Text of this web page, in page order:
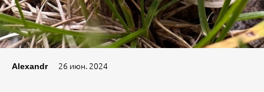
Alexandr26 июн. 2024